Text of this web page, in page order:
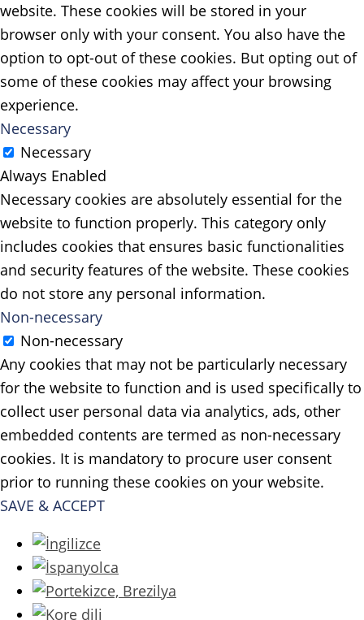
website. These cookies will be stored in your
browser only with your consent. You also have the
option to opt-out of these cookies. But opting out of
some of these cookies may affect your browsing
experience.
Necessary
Necessary
Always Enabled
Necessary cookies are absolutely essential for the
website to function properly. This category only
includes cookies that ensures basic functionalities
and security features of the website. These cookies
do not store any personal information.
Non-necessary
Non-necessary
Any cookies that may not be particularly necessary
for the website to function and is used specifically to
collect user personal data via analytics, ads, other
embedded contents are termed as non-necessary
cookies. It is mandatory to procure user consent
prior to running these cookies on your website.
SAVE & ACCEPT